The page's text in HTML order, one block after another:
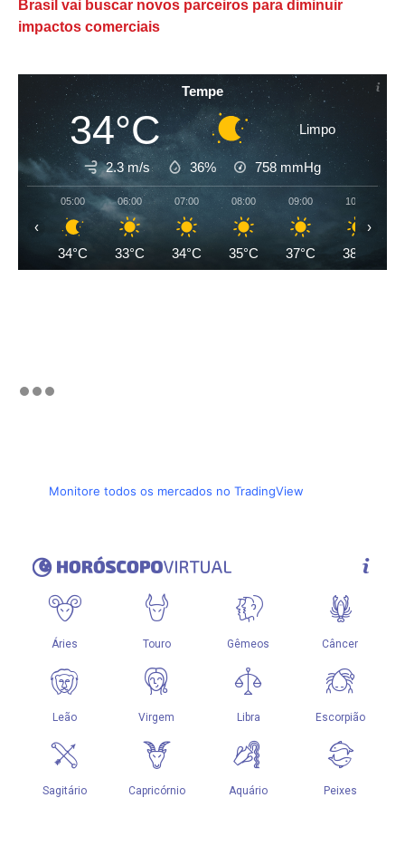
Brasil vai buscar novos parceiros para diminuir
impactos comerciais
Tempe
34°C Limpo
2.3 m/s 36% 758 mmHg
05:00
34°C
06:00
33°C
07:00
34°C
08:00
35°C
09:00
37°C
10:00
38°C
‹ ›
Monitore todos os mercados no TradingView